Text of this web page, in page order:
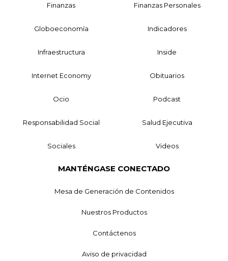
Finanzas Finanzas Personales
Globoeconomía Indicadores
Infraestructura Inside
Internet Economy Obituarios
Ocio Podcast
Responsabilidad Social Salud Ejecutiva
Sociales Videos
MANTÉNGASE CONECTADO
Mesa de Generación de Contenidos
Nuestros Productos
Contáctenos
Aviso de privacidad